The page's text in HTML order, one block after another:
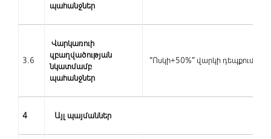
պահանջներ
3.6
Վարկառուի
զբաղվածության
նկատմամբ
պահանջներ
“Ոսկի+50%” վարկի դեպքում`
4 Այլ պայմաններ